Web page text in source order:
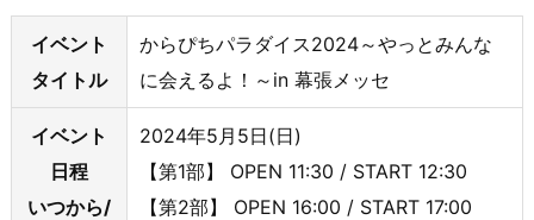
イベント
タイトル
からぴちパラダイス2024～やっとみんな
に会えるよ！～in 幕張メッセ
イベント
日程
いつから/
2024年5月5日(日)
【第1部】 OPEN 11:30 / START 12:30
【第2部】 OPEN 16:00 / START 17:00